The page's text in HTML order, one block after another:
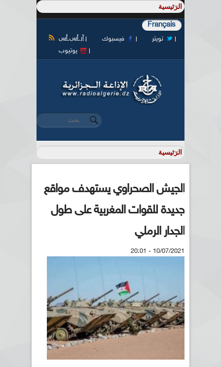
Français
آر أس أس فيسبوك
تويتر
يوتيوب
استمارة البحث
‏بحث ‏
الجيش الصحراوي يستهدف مواقع
جديدة للقوات المغربية على طول
الجدار الرملي
10/07/2021 - 20:01